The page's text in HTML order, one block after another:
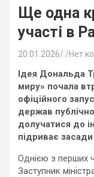
Ще одна
участі в
20.01.2026 Нет
Ідея Дональда
миру» почала
офіційного
держав
долучатися до
підриває
Однією з перших
Заступник